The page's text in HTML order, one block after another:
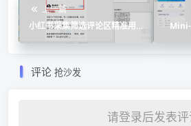
上一篇
小红书采集筛选评论区精准用
户软件，支持关键词过滤
Mini-
评论 抢沙发
请登录后发表